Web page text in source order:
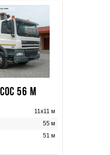
56 М
11х11 м
55 м
51 м